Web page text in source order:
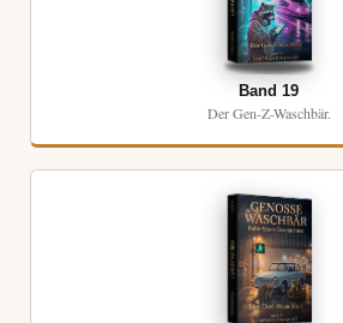
Band 19
Der Gen-Z-Waschbär.